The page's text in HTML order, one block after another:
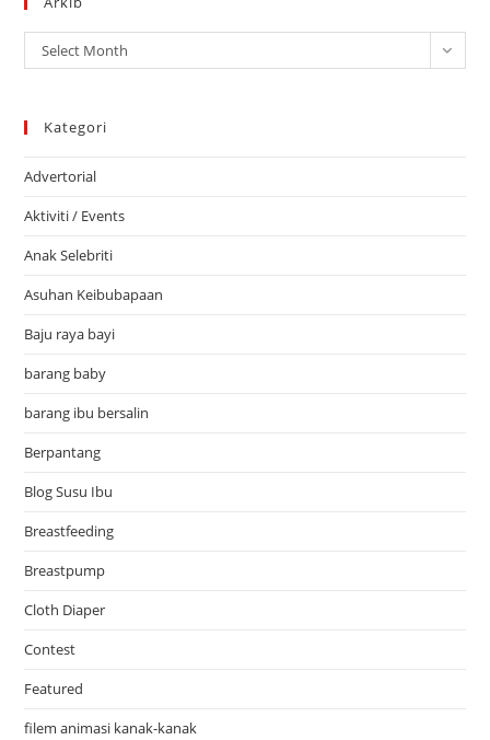
Arkib
Select Month
Kategori
Advertorial
Aktiviti / Events
Anak Selebriti
Asuhan Keibubapaan
Baju raya bayi
barang baby
barang ibu bersalin
Berpantang
Blog Susu Ibu
Breastfeeding
Breastpump
Cloth Diaper
Contest
Featured
filem animasi kanak-kanak